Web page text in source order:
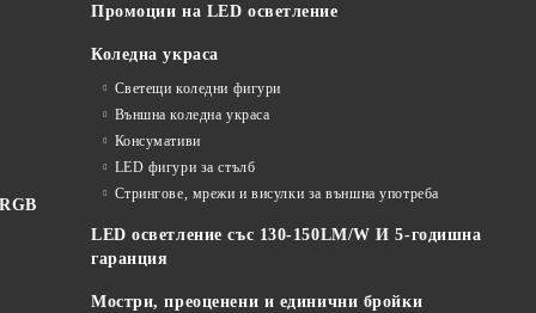
Промоции на LED осветление
Коледна украса
Светещи коледни фигури
Външна коледна украса
Консумативи
LED фигури за стълб
Стрингове, мрежи и висулки за външна употреба
LED осветление със 130-150LM/W И 5-годишна
гаранция
Мостри, преоценени и единични бройки